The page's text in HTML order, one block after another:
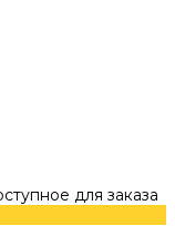
для заказа